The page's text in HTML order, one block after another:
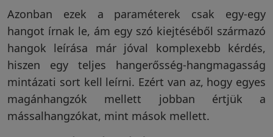
Szakértői
blog
Légy
viszonteladó!
Azonban ezek a paraméterek csak egy-egy
hangot írnak le, ám egy szó kiejtéséből származó
hangok leírása már jóval komplexebb kérdés,
hiszen egy teljes hangerősség-hangmagasság
mintázati sort kell leírni. Ezért van az, hogy egyes
magánhangzók mellett jobban értjük a
mássalhangzókat, mint mások mellett.